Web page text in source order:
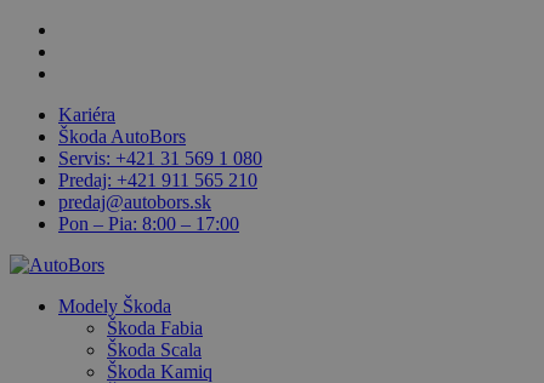
Skip
main
Kariéra
Škoda AutoBors
Servis: +421 31 569 1 080
Predaj: +421 911 565 210
predaj@autobors.sk
Pon – Pia: 8:00 – 17:00
search
Menu
Modely Škoda
Škoda Fabia
Škoda Scala
Škoda Kamiq